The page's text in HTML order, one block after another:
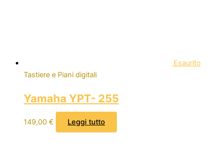
Esaurito
Tastiere e Piani digitali
Yamaha YPT- 255
149,00 € Leggi tutto